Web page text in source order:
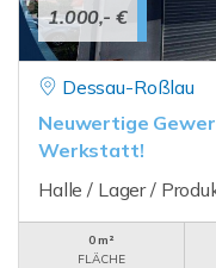
1.000,- €
Dessau-Roßlau
Neuwertige
Werkstatt!
Halle / Lager /
0 m²
FLÄCHE